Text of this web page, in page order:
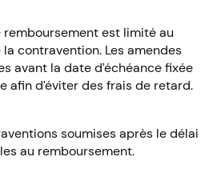
remboursement est limité au
contravention. Les amendes
avant la date d’échéance fixée
afin d’éviter des frais de retard.
soumises après le délai
au remboursement.